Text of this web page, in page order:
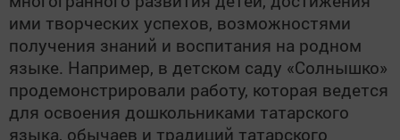
ими творческих успехов, возможностями
получения знаний и воспитания на родном
языке. Например, в детском саду «Солнышко»
продемонстрировали работу, которая ведется
для освоения дошкольниками татарского
языка, обычаев и традиций татарского